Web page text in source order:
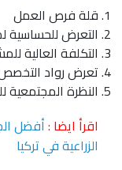
قلة فرص العمل
التعرض للحساسية
التكلفة العالية
تعرض رواد التخصص
النظرة
اقرأ ايضا :أفضل
الزراعية في تركيا